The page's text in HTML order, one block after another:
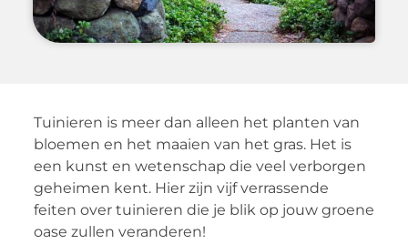
Tuinieren is meer dan alleen het planten van
bloemen en het maaien van het gras. Het is
een kunst en wetenschap die veel verborgen
geheimen kent. Hier zijn vijf verrassende
feiten over tuinieren die je blik op jouw groene
oase zullen veranderen!